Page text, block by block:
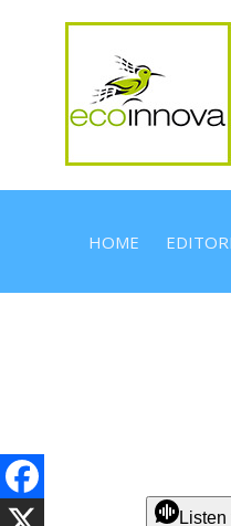
HOME